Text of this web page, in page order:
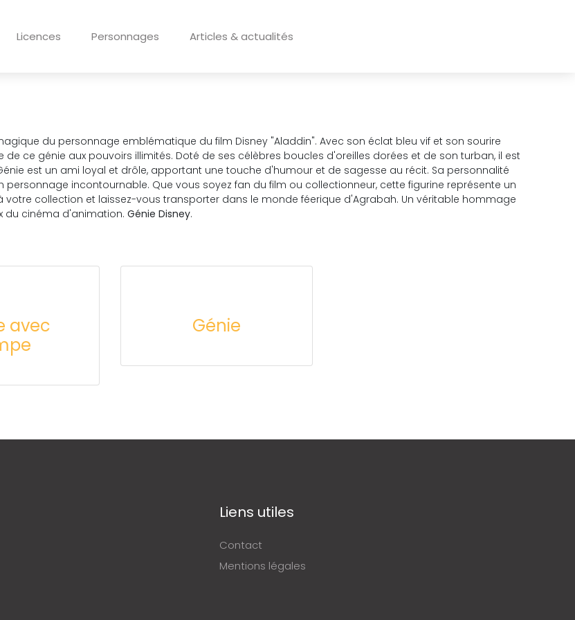
Licences Personnages Articles & actualités
du personnage emblématique du film Disney "Aladdin". Avec son éclat bleu vif et son sourire
ce génie aux pouvoirs illimités. Doté de ses célèbres boucles d'oreilles dorées et de son turban, il est
est un ami loyal et drôle, apportant une touche d'humour et de sagesse au récit. Sa personnalité
incontournable. Que vous soyez fan du film ou collectionneur, cette figurine représente un
collection et laissez-vous transporter dans le monde féerique d'Agrabah. Un véritable hommage
du cinéma d'animation. Génie Disney.
avec
Génie
Liens utiles
Contact
Mentions légales